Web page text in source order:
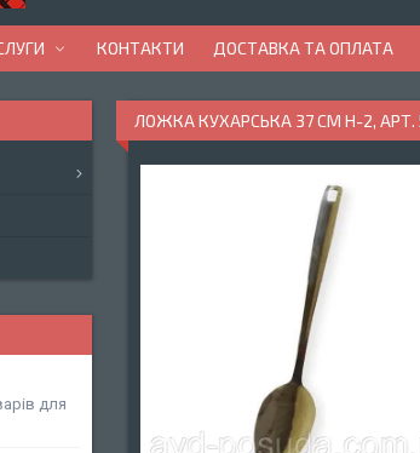
КОНТАКТИ ДОСТАВКА ТА ОПЛАТА
ЛОЖКА КУХАРСЬКА 37 СМ H-2, АРТ.
для